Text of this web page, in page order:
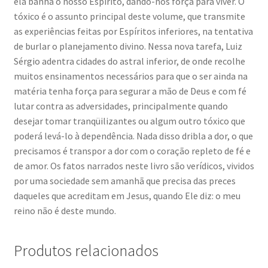
tóxico é o assunto principal deste volume, que transmite
as experiências feitas por Espíritos inferiores, na tentativa
de burlar o planejamento divino. Nessa nova tarefa, Luiz
Sérgio adentra cidades do astral inferior, de onde recolhe
muitos ensinamentos necessários para que o ser ainda na
matéria tenha força para segurar a mão de Deus e com fé
lutar contra as adversidades, principalmente quando
desejar tomar tranqüilizantes ou algum outro tóxico que
poderá levá-lo à dependência. Nada disso dribla a dor, o que
precisamos é transpor a dor com o coração repleto de fé e
de amor. Os fatos narrados neste livro são verídicos, vividos
por uma sociedade sem amanhã que precisa das preces
daqueles que acreditam em Jesus, quando Ele diz: o meu
reino não é deste mundo.
Produtos relacionados